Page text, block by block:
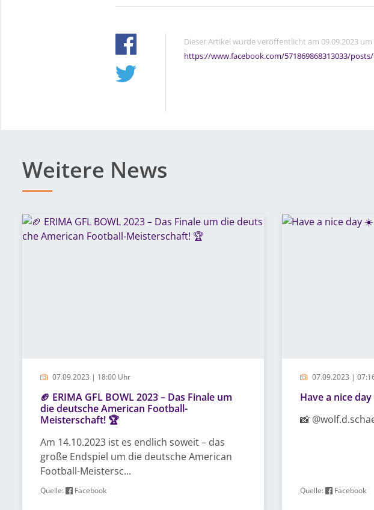
Dieser Artikel wurde veröffentlicht am 09.09.2023 um
https://www.facebook.com/571869868313033/posts/
Weitere News
07.09.2023 | 18:00 Uhr
🏈 ERIMA GFL BOWL 2023 – Das Finale um
die deutsche American Football-
Meisterschaft! 🏆
Am 14.10.2023 ist es endlich soweit – das
große Endspiel um die deutsche American
Football-Meistersc...
Quelle: Facebook
07.09.2023 |
Have a nice
📸
Quelle: Facebook